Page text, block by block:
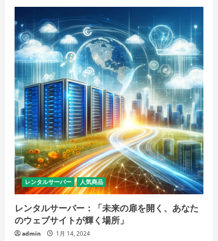
功
へ
の
パ
ー
ト
ナ
ー、
最
適
な
FX
口
座
を
選
ぼ
う！
の
詳
細
を
ご
覧
く
だ
さ
レンタルサーバー 人気商品
レンタルサーバー：「未来の扉を開く、あなた
のウェブサイトが輝く場所」
admin 1月 14, 2024